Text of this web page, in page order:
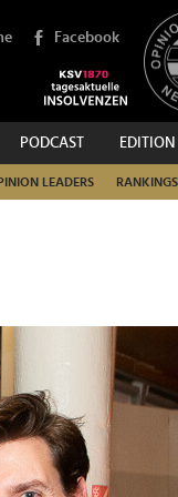
Facebook
PODCAST EDITION
LEADERS RANKINGS